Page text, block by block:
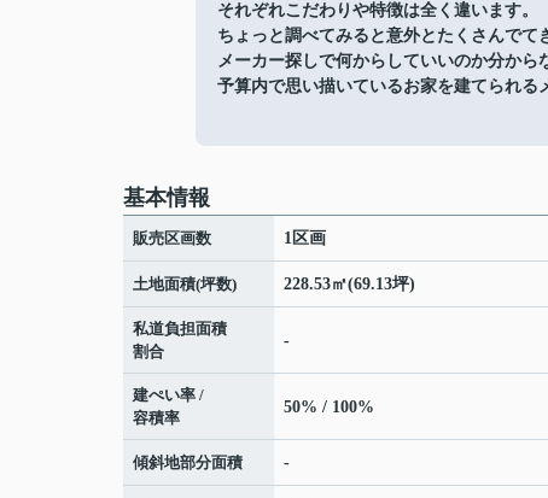
それぞれこだわりや特徴は全く違います。
ちょっと調べてみると意外とたくさんでて
メーカー探しで何からしていいのか分から
予算内で思い描いているお家を建てられる
基本情報
販売区画数 1区画
土地面積(坪数) 228.53㎡(69.13坪)
私道負担面積
割合
-
建ぺい率 /
容積率
50% / 100%
傾斜地部分面積 -